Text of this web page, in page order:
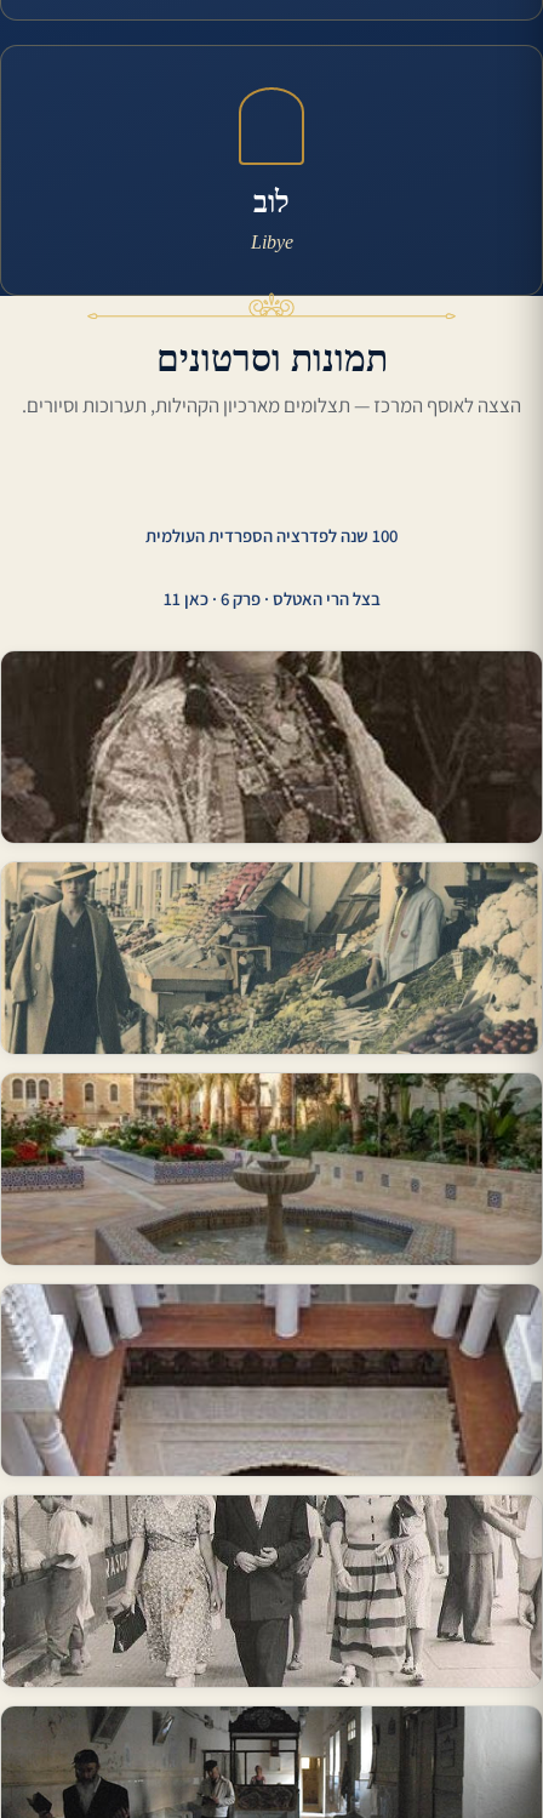
לוב
Libye
תמונות וסרטונים
הצצה לאוסף המרכז — תצלומים מארכיון הקהילות, תערוכות וסיורים.
100 שנה לפדרציה הספרדית העולמית
בצל הרי האטלס · פרק 6 · כאן 11